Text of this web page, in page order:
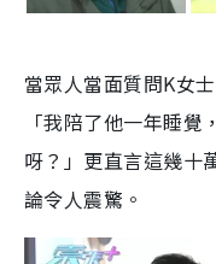
當眾人當面質問K女
「我陪了他一年睡
呀？ 」更直言這幾十
論令人震驚。